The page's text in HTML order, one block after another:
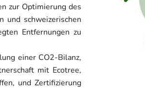
zur Optimierung des
und schweizerischen
Entfernungen zu
einer CO2-Bilanz,
mit Ecotree,
und Zertifizierung